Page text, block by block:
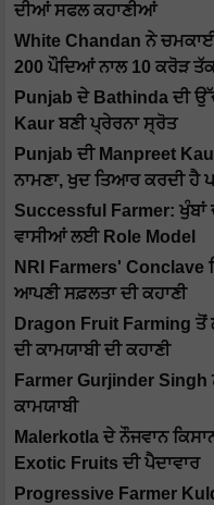
ਦੀਆਂ ਸਫਲ ਕਹਾਣੀਆਂ
White Chandan ਨੇ
200 ਪੌਦਿਆਂ ਨਾਲ 10 ਕਰੋੜ
Punjab ਦੇ Bathinda ਦੀ
Kaur ਬਣੀ ਪ੍ਰੇਰਨਾ ਸ੍ਰੋਤ
Punjab ਦੀ Manpreet
ਨਾਮਣਾ, ਖੁਦ ਤਿਆਰ ਕਰਦੀ ਹੈ
Successful Farmer: ਖੁੰਬਾਂ
ਵਾਸੀਆਂ ਲਈ Role Model
NRI Farmers' Conclave
ਆਪਣੀ ਸਫ਼ਲਤਾ ਦੀ ਕਹਾਣੀ
Dragon Fruit Farming ਤੋਂ
ਦੀ ਕਾਮਯਾਬੀ ਦੀ ਕਹਾਣੀ
Farmer Gurjinder Singh
ਕਾਮਯਾਬੀ
Malerkotla ਦੇ ਨੌਜਵਾਨ
Exotic Fruits ਦੀ ਪੈਦਾਵਾਰ
Progressive Farmer